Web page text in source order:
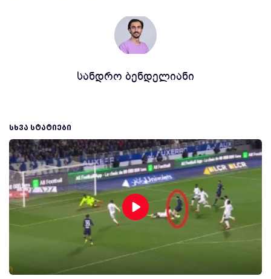
სანდრო ბენდელიანი
ᲡᲮᲕᲐ ᲡᲢᲐᲢᲘᲔᲑᲘ